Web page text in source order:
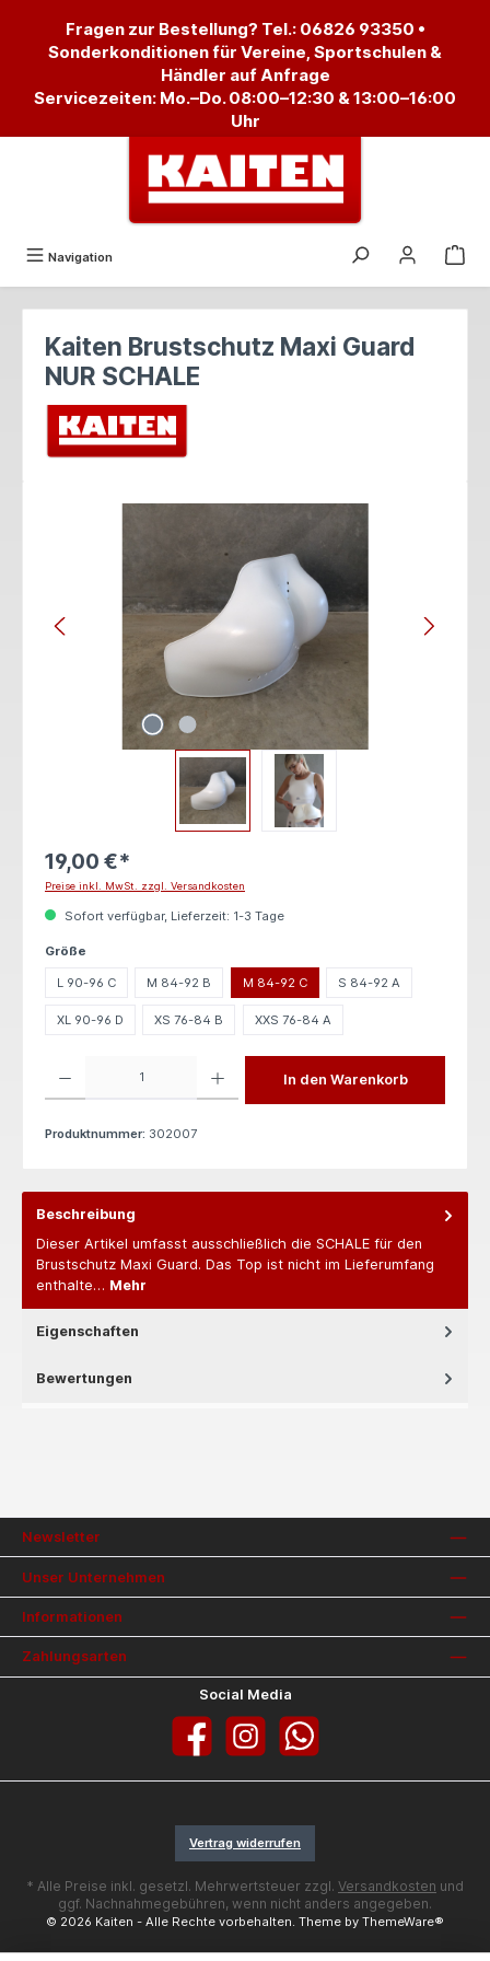
Fragen zur Bestellung? Tel.: 06826 93350 •
Sonderkonditionen für Vereine, Sportschulen &
Händler auf Anfrage
Servicezeiten: Mo.–Do. 08:00–12:30 & 13:00–16:00
Uhr
Navigation
Kaiten Brustschutz Maxi Guard
NUR SCHALE
19,00 €*
Preise inkl. MwSt. zzgl. Versandkosten
Sofort verfügbar, Lieferzeit: 1-3 Tage
Größe
L 90-96 C M 84-92 B M 84-92 C S 84-92 A
XL 90-96 D XS 76-84 B XXS 76-84 A
In den Warenkorb
Produktnummer: 302007
Beschreibung
Dieser Artikel umfasst ausschließlich die SCHALE für den
Brustschutz Maxi Guard. Das Top ist nicht im Lieferumfang
enthalte… Mehr
Eigenschaften
Bewertungen
Newsletter
Unser Unternehmen
Informationen
Zahlungsarten
Social Media
Facebook InstagramWhatsApp
Vertrag widerrufen
* Alle Preise inkl. gesetzl. Mehrwertsteuer zzgl. Versandkosten und
ggf. Nachnahmegebühren, wenn nicht anders angegeben.
© 2026 Kaiten - Alle Rechte vorbehalten. Theme by ThemeWare®